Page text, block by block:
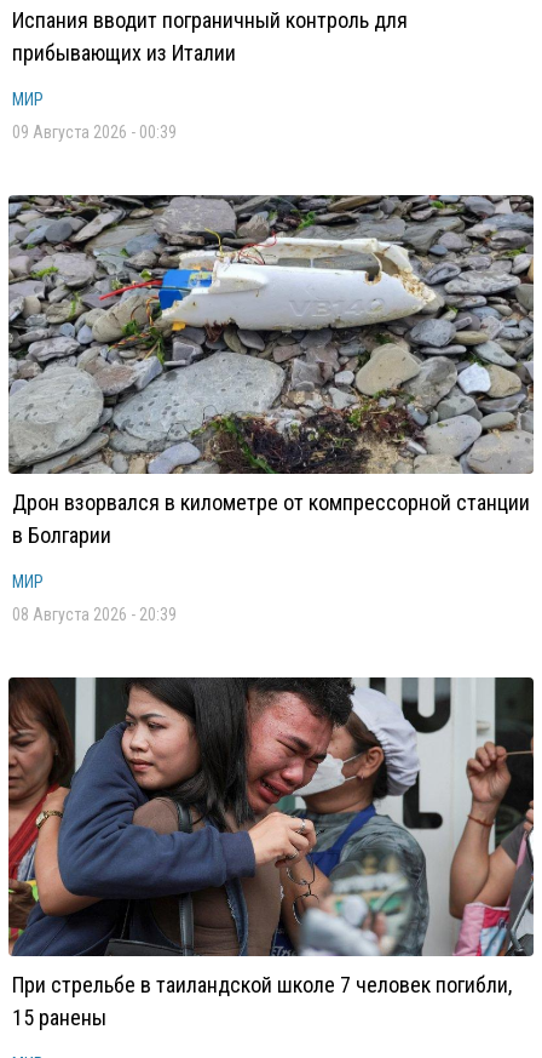
Испания вводит пограничный контроль для
прибывающих из Италии
МИР
09 Августа 2026 - 00:39
Дрон взорвался в километре от компрессорной станции
в Болгарии
МИР
08 Августа 2026 - 20:39
При стрельбе в таиландской школе 7 человек погибли,
15 ранены